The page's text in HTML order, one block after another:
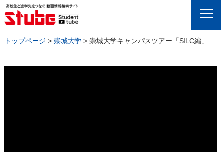
Menu
トップページ > 崇城大学> 崇城大学キャンパスツアー「SILC編」